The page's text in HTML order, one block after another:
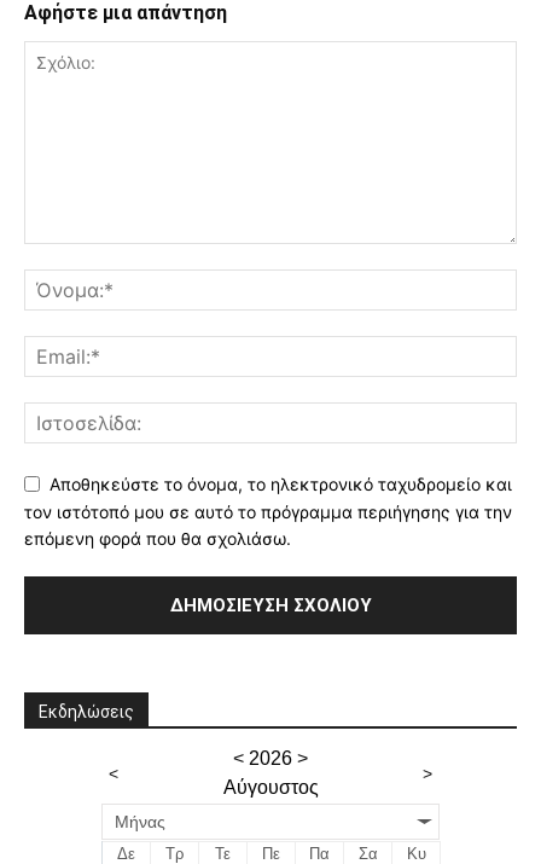
Αφήστε μια απάντηση
Αποθηκεύστε το όνομα, το ηλεκτρονικό ταχυδρομείο και
τον ιστότοπό μου σε αυτό το πρόγραμμα περιήγησης για την
επόμενη φορά που θα σχολιάσω.
Εκδηλώσεις
<
< 2026 >
Αύγουστος
>
Μήνας
Δε Τρ Τε Πε Πα Σα Κυ